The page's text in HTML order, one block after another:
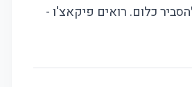
כלום. רואים פיקאצ'ו -